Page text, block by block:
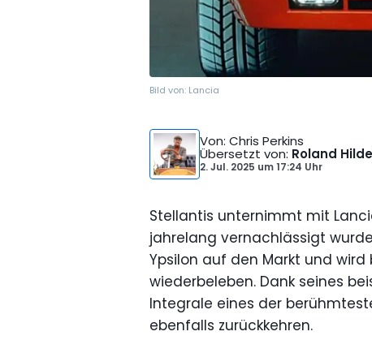
Bild von: Lancia
Von: Chris Perkins
Übersetzt von: Roland
2. Jul. 2025 um17:24 Uhr
Stellantis unternimmt mit
jahrelang vernachlässigt
Ypsilon auf den Markt und
wiederbeleben. Dank seines
Integrale eines der
ebenfalls zurückkehren.